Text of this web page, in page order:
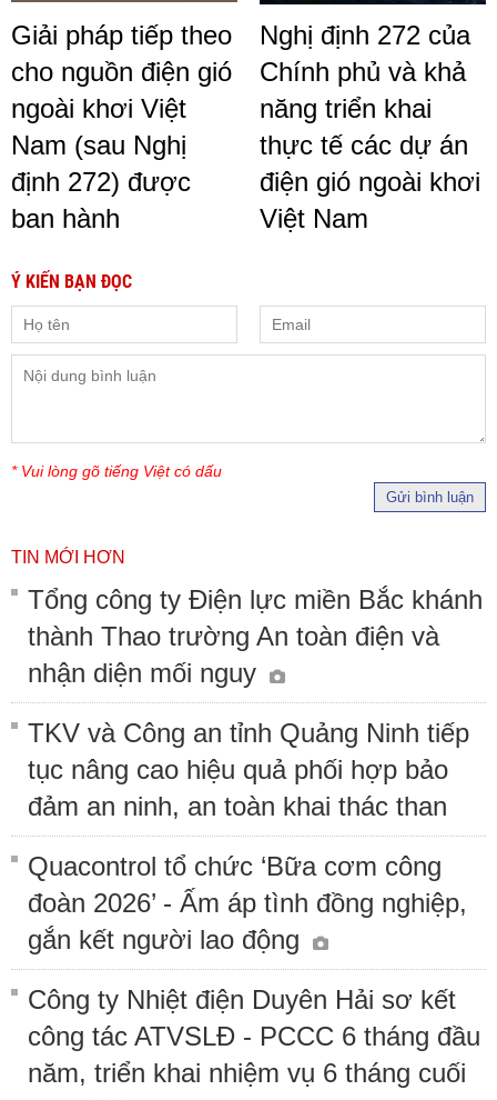
Giải pháp tiếp theo
cho nguồn điện gió
ngoài khơi Việt
Nam (sau Nghị
định 272) được
ban hành
Nghị định 272 của
Chính phủ và khả
năng triển khai
thực tế các dự án
điện gió ngoài khơi
Việt Nam
Ý KIẾN BẠN ĐỌC
* Vui lòng gõ tiếng Việt có dấu
Gửi bình luận
TIN MỚI HƠN
Tổng công ty Điện lực miền Bắc khánh
thành Thao trường An toàn điện và
nhận diện mối nguy
TKV và Công an tỉnh Quảng Ninh tiếp
tục nâng cao hiệu quả phối hợp bảo
đảm an ninh, an toàn khai thác than
Quacontrol tổ chức ‘Bữa cơm công
đoàn 2026’ - Ấm áp tình đồng nghiệp,
gắn kết người lao động
Công ty Nhiệt điện Duyên Hải sơ kết
công tác ATVSLĐ - PCCC 6 tháng đầu
năm, triển khai nhiệm vụ 6 tháng cuối